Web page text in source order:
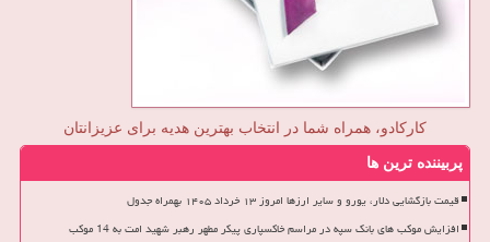
کارکادو، همراه شما در انتخاب بهترین هدیه برای عزیزانتان
پربیننده ترین ها
قیمت بازگشایی دلار، یورو و سایر ارزها امروز ۱۳ خرداد ۱۴۰۵ بهمراه جدول
افزایش موکب های بانک سپه در مراسم خاکسپاری پیکر مطهر رهبر شهید امت به 14 موکب